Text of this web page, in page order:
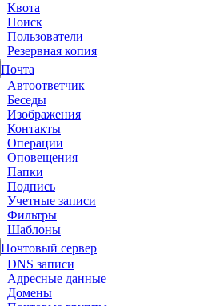
Квота
Поиск
Пользователи
Резервная копия
Почта
Автоответчик
Беседы
Изображения
Контакты
Операции
Оповещения
Папки
Подпись
Учетные записи
Фильтры
Шаблоны
Почтовый сервер
DNS записи
Адресные данные
Домены